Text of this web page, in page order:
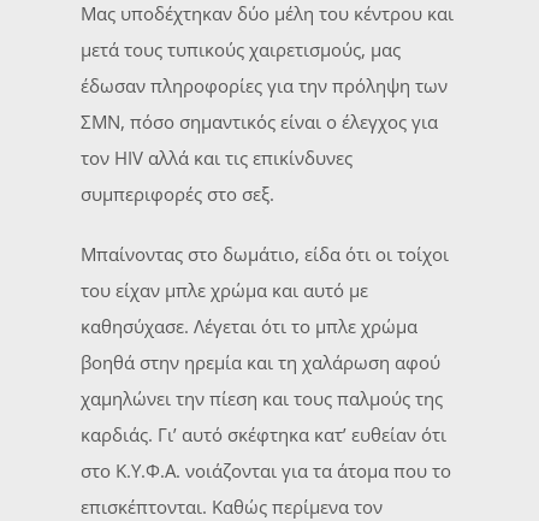
Μας υποδέχτηκαν δύο μέλη του κέντρου και
μετά τους τυπικούς χαιρετισμούς, μας
έδωσαν πληροφορίες για την πρόληψη των
ΣΜΝ, πόσο σημαντικός είναι ο έλεγχος για
τον HIV αλλά και τις επικίνδυνες
συμπεριφορές στο σεξ.
Μπαίνοντας στο δωμάτιο, είδα ότι οι τοίχοι
του είχαν μπλε χρώμα και αυτό με
καθησύχασε. Λέγεται ότι το μπλε χρώμα
βοηθά στην ηρεμία και τη χαλάρωση αφού
χαμηλώνει την πίεση και τους παλμούς της
καρδιάς. Γι’ αυτό σκέφτηκα κατ’ ευθείαν ότι
στο Κ.Υ.Φ.Α. νοιάζονται για τα άτομα που το
επισκέπτονται. Καθώς περίμενα τον